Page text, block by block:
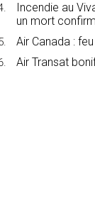
Incendie au
un mort
Air Canada :
Air Transat